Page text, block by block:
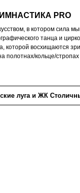
PRO
в котором сила
танца и
которой восхищаются
полотнах/кольце/стропах
луга и ЖК